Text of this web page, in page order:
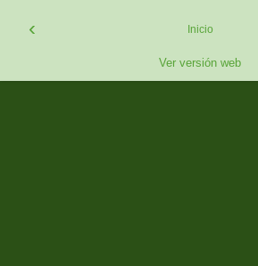
‹ Inicio
Ver versión web